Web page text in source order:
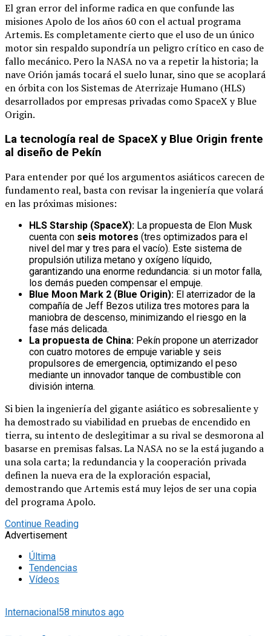
El gran error del informe radica en que confunde las
misiones Apolo de los años 60 con el actual programa
Artemis. Es completamente cierto que el uso de un único
motor sin respaldo supondría un peligro crítico en caso de
fallo mecánico. Pero la NASA no va a repetir la historia; la
nave Orión jamás tocará el suelo lunar, sino que se acoplará
en órbita con los Sistemas de Aterrizaje Humano (HLS)
desarrollados por empresas privadas como SpaceX y Blue
Origin.
La tecnología real de SpaceX y Blue Origin frente
al diseño de Pekín
Para entender por qué los argumentos asiáticos carecen de
fundamento real, basta con revisar la ingeniería que volará
en las próximas misiones:
HLS Starship (SpaceX): La propuesta de Elon Musk
cuenta con seis motores (tres optimizados para el
nivel del mar y tres para el vacío). Este sistema de
propulsión utiliza metano y oxígeno líquido,
garantizando una enorme redundancia: si un motor falla,
los demás pueden compensar el empuje.
Blue Moon Mark 2 (Blue Origin): El aterrizador de la
compañía de Jeff Bezos utiliza tres motores para la
maniobra de descenso, minimizando el riesgo en la
fase más delicada.
La propuesta de China: Pekín propone un aterrizador
con cuatro motores de empuje variable y seis
propulsores de emergencia, optimizando el peso
mediante un innovador tanque de combustible con
división interna.
Si bien la ingeniería del gigante asiático es sobresaliente y
ha demostrado su viabilidad en pruebas de encendido en
tierra, su intento de deslegitimar a su rival se desmorona al
basarse en premisas falsas. La NASA no se la está jugando a
una sola carta; la redundancia y la cooperación privada
definen la nueva era de la exploración espacial,
demostrando que Artemis está muy lejos de ser una copia
del programa Apolo.
Continue Reading
Advertisement
Última
Tendencias
Vídeos
Internacional 58 minutos ago